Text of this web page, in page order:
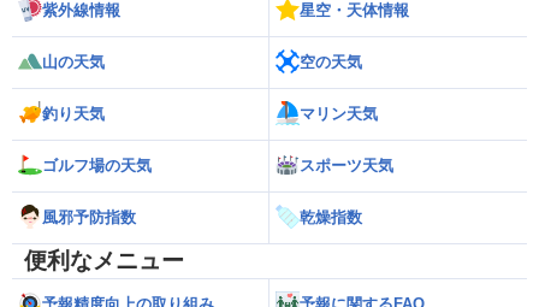
紫外線情報 星空・天体情報
山の天気 空の天気
釣り天気 マリン天気
ゴルフ場の天気 スポーツ天気
風邪予防指数 乾燥指数
便利なメニュー